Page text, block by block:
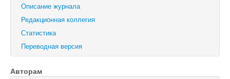
Письма в Журнал технической физики
Физика твердого тела
Физика и техника полупроводников
Оптика и спектроскопия
Описание журнала
Редакционная коллегия
Статистика
Переводная версия
Авторам